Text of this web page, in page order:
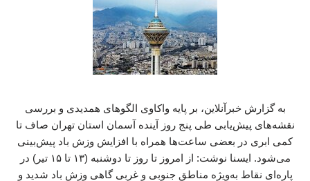
به گزارش خبرآنلاین، بر پایه واکاوی الگوهای همدیدی و بررسی
نقشه‌های پیش‌یابی طی پنج روز آینده آسمان استان تهران صاف تا
کمی ابری در بعضی ساعت‌ها همراه با افزایش وزش باد پیش‌بینی
می‌شود. ایسنا نوشت: از امروز تا روز تا دوشنبه (۱۳ تا ۱۵ تیر) در
پاره‌ای نقاط به‌ویژه مناطق جنوبی و غربی گاهی وزش باد شدید و